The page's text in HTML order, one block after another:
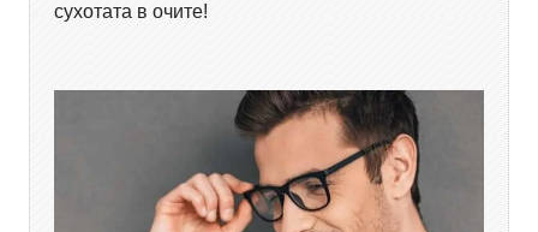
сухотата в очите!